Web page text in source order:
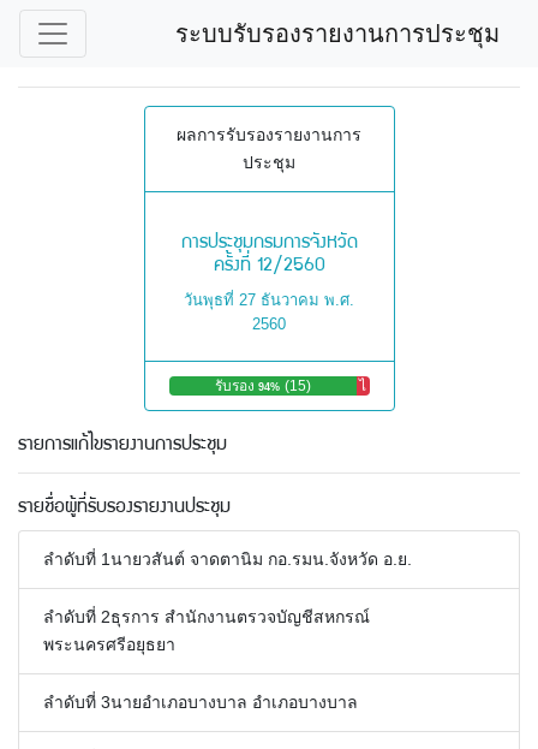
ระบบรับรองรายงานการประชุม
ผลการรับรองรายงานการ
ประชุม
การประชุมกรมการจังหวัด
ครั้งที่ 12/2560
วันพุธที่ 27 ธันวาคม พ.ศ.
2560
รับรอง 94% (15)
ไ
1
รายการแก้ไขรายงานการประชุม
รายชื่อผู้ที่รับรองรายงานประชุม
ลำดับที่ 1นายวสันต์ จาดตานิม กอ.รมน.จังหวัด อ.ย.
ลำดับที่ 2ธุรการ สำนักงานตรวจบัญชีสหกรณ์
พระนครศรีอยุธยา
ลำดับที่ 3นายอำเภอบางบาล อำเภอบางบาล